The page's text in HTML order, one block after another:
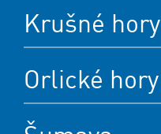
Krušné hory
Orlické hory